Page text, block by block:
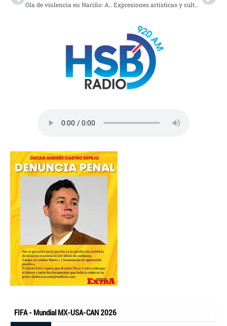
Ola de violencia en Nariño: Ataque con drones cargados con explosivos en Ipiales deja 3 soldados muertos Expresiones artísticas y cultura viva en los Llanos Orientales